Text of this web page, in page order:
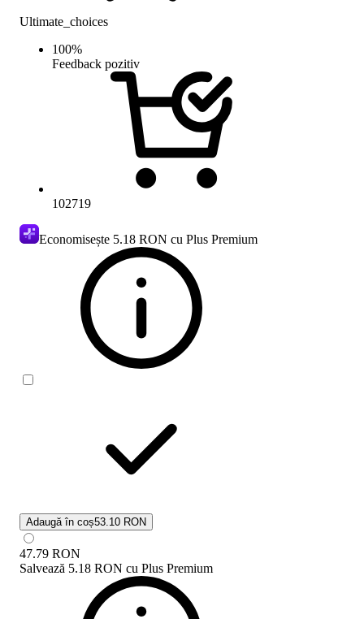
Ultimate_choices
100%
Feedback pozitiv
102719
Economisește 5.18 RON cu Plus Premium
Adaugă în coș53.10 RON
47.79 RON
Salvează 5.18 RON cu Plus Premium